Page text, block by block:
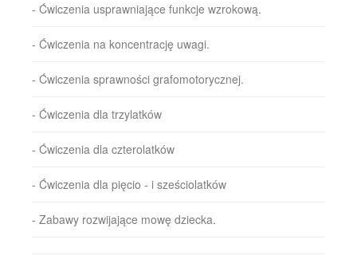
- Ćwiczenia usprawniające funkcje wzrokową.
- Ćwiczenia na koncentrację uwagi.
- Ćwiczenia sprawności grafomotorycznej.
- Ćwiczenia dla trzylatków
- Ćwiczenia dla czterolatków
- Ćwiczenia dla pięcio - i sześciolatków
- Zabawy rozwijające mowę dziecka.